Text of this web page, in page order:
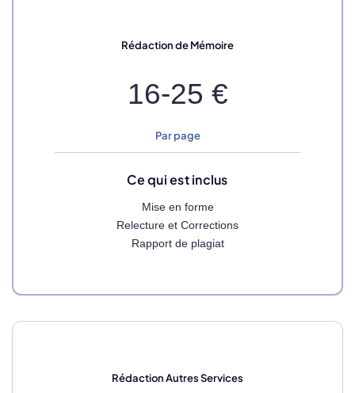
Rédaction de Mémoire
16-25 €
Par page
Ce qui est inclus
Mise en forme
Relecture et Corrections
Rapport de plagiat
RédactionAutres Services